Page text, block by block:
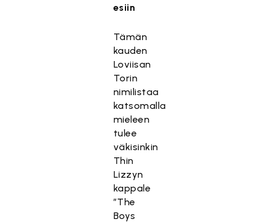
esiin
Tämän
kauden
Loviisan
Torin
nimilistaa
katsomalla
mieleen
tulee
väkisinkin
Thin
Lizzyn
kappale
”The
Boys